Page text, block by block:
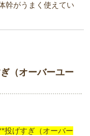
幹がうまく使えてい
（オーバーユー
投げすぎ（オーバー